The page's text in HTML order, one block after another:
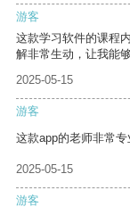
游客
这款学习软件的课程
解非常生动，让我能
2025-05-15
游客
这款app的老师非常
2025-05-15
游客